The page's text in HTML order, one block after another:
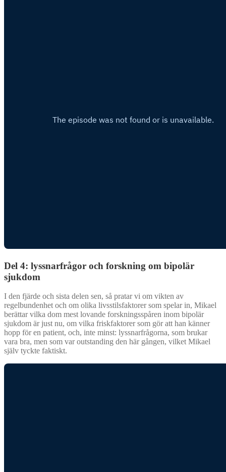
Del 4: lyssnarfrågor och forskning om bipolär
sjukdom
I den fjärde och sista delen sen, så pratar vi om vikten av
regelbundenhet och om olika livsstilsfaktorer som spelar in, Mikael
berättar vilka dom mest lovande forskningsspåren inom bipolär
sjukdom är just nu, om vilka friskfaktorer som gör att han känner
hopp för en patient, och, inte minst: lyssnarfrågorna, som brukar
vara bra, men som var outstanding den här gången, vilket Mikael
själv tyckte faktiskt.